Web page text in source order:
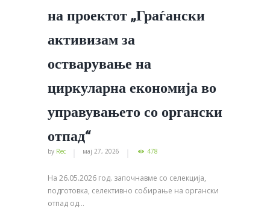
на проектот „Граѓански
активизам за
остварување на
циркуларна економија во
управувањето со органски
отпад“
by Rec мај 27, 2026 478
На 26.05.2026 год. започнавме со селекција,
подготовка, селективно собирање на органски
отпад од...